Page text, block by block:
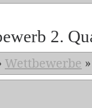
2.
Wettbewerbe »